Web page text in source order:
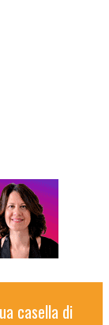
casella di